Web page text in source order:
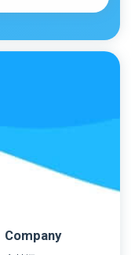
Company